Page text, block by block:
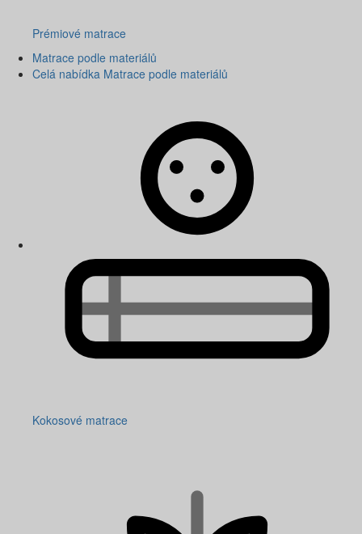
Prémiové matrace
Matrace podle materiálů
Celá nabídka Matrace podle materiálů
Kokosové matrace